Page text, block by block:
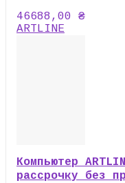
46688,00 ₴
ARTLINE
Компьютер
рассрочку без